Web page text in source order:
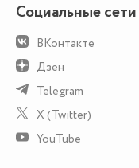
Социальные сети
ВКонтакте
Дзен
Telegram
X (Twitter)
YouTube